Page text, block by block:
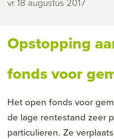
vr 18 augustus 2017
Opstopping
fonds voor
Het open fonds voor
de lage rentestand zeer
particulieren. Ze